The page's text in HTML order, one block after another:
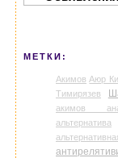
МЕТКИ:
Акимов Аюр
Тимирязев
акимов
альтернатива